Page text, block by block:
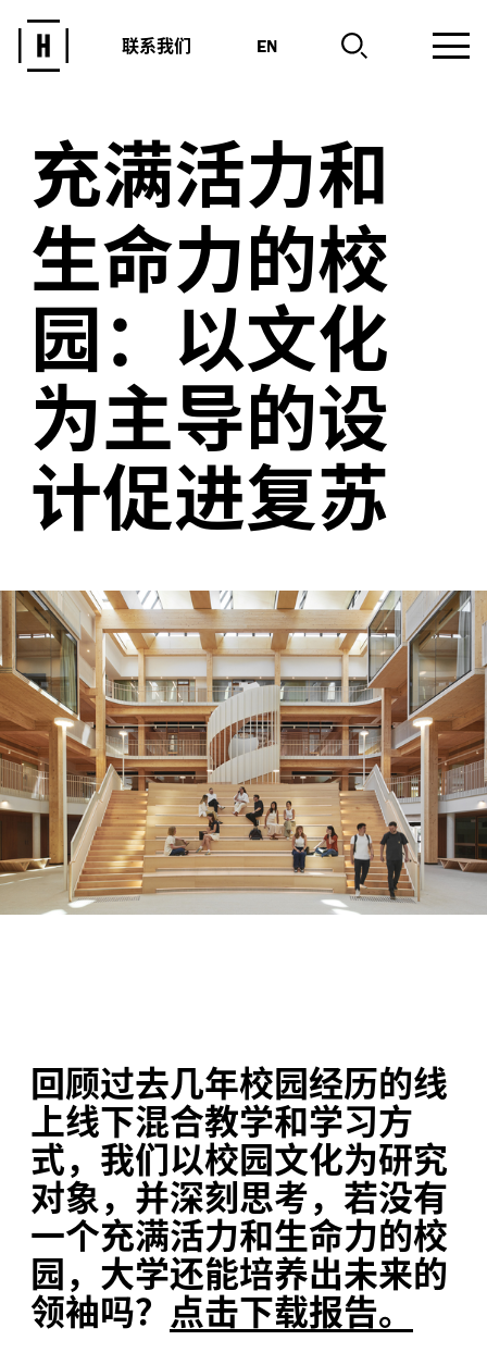
联系我们 EN
充满活力和
生命力的校
园：以文化
为主导的设
计促进复苏
回顾过去几年校园经历的线
上线下混合教学和学习方
式，我们以校园文化为研究
对象，并深刻思考，若没有
一个充满活力和生命力的校
园，大学还能培养出未来的
领袖吗？ 点击下载报告。